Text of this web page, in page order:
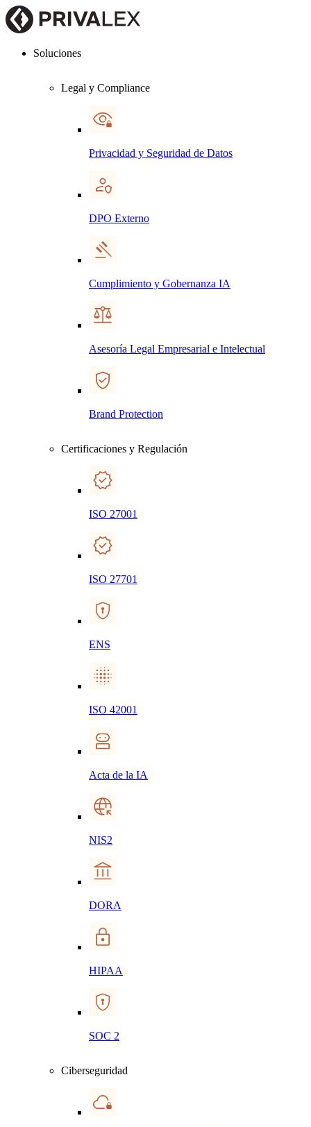
Soluciones
Legal y Compliance
Privacidad y Seguridad de Datos
DPO Externo
Cumplimiento y Gobernanza IA
Asesoría Legal Empresarial e Intelectual
Brand Protection
Certificaciones y Regulación
ISO 27001
ISO 27701
ENS
ISO 42001
Acta de la IA
NIS2
DORA
HIPAA
SOC 2
Ciberseguridad